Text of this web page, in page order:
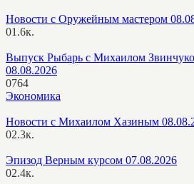
Новости с Оружейным мастером
01.6к.
Выпуск Рыбарь с Михаилом
08.08.2026
0764
Экономика
Новости с Михаилом Хазиным
02.3к.
Эпизод Верным курсом 07.08.2026
02.4к.